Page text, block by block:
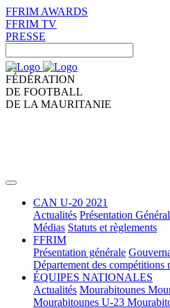
FFRIM AWARDS
FFRIM TV
PRESSE
FÉDÉRATION
DE FOOTBALL
DE LA MAURITANIE
CAN U-20 2021
Actualités Présentation
Médias Statuts et règlements
FFRIM
Présentation générale
Département des compétitions
ÉQUIPES NATIONALES
Actualités Mourabitounes
Mourabitounes U-23